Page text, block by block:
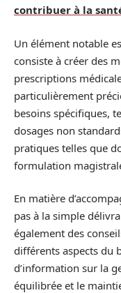
contribuer à la
Un élément notable
consiste à créer des
prescriptions
particulièrement
besoins spécifiques,
dosages non
pratiques telles que
formulation
En matière
pas à la simple
également des
différents aspects du
d’information sur la
équilibrée et le